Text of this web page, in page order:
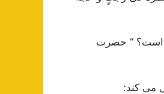
است؟ “ حضرت
می کند: